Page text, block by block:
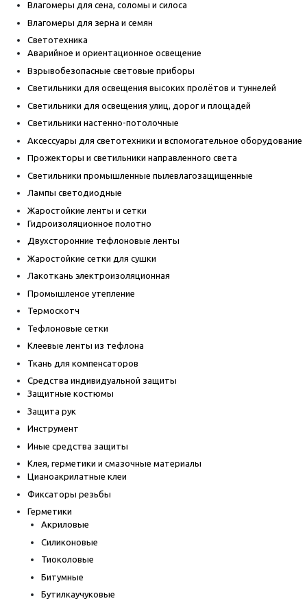
Влагомеры для сена, соломы и силоса
Влагомеры для зерна и семян
Светотехника
Аварийное и ориентационное освещение
Взрывобезопасные световые приборы
Светильники для освещения высоких пролётов и туннелей
Светильники для освещения улиц, дорог и площадей
Светильники настенно-потолочные
Аксессуары для светотехники и вспомогательное оборудование
Прожекторы и светильники направленного света
Светильники промышленные пылевлагозащищенные
Лампы светодиодные
Жаростойкие ленты и сетки
Гидроизоляционное полотно
Двухсторонние тефлоновые ленты
Жаростойкие сетки для сушки
Лакоткань электроизоляционная
Промышленое утепление
Термоскотч
Тефлоновые сетки
Клеевые ленты из тефлона
Ткань для компенсаторов
Средства индивидуальной защиты
Защитные костюмы
Защита рук
Инструмент
Иные средства защиты
Клея, герметики и смазочные материалы
Цианоакрилатные клеи
Фиксаторы резьбы
Герметики
Акриловые
Силиконовые
Тиоколовые
Битумные
Бутилкаучуковые